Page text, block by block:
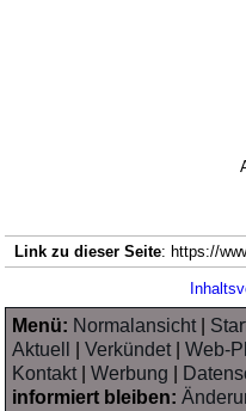
Link zu dieser Seite: https://
Menü: Normalansicht|
Aktuell
|Verkündet|Web-
Kontakt|Werbung
informiert bleiben: